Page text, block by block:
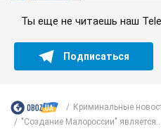
Ты еще не читаешь наш
Подписаться
Криминальные
"Создание Малороссии" является...